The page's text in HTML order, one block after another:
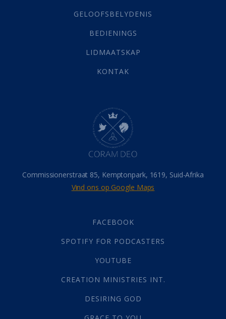
Lewensdoel(3)
Selfondersoek(1)
Werk(22)
(142)
Hemel (31)
Israel (14)
Millennium(1)
Oordeelsdag(19)
Verheerlikte liggaam
Wederkoms
(27)
Gebed(87)
Die Onse Vader(12)
God(392)
Afgode(23)
Almag(1)
Alomteenwoordig
GELOOFSBELYDENIS
BEDIENINGS
LIDMAATSKAP
KONTAK
Commissionerstraat 85, Kemptonpark, 1619, Suid-Afrika
Vind ons op Google Maps
FACEBOOK
SPOTIFY FOR PODCASTERS
YOUTUBE
CREATION MINISTRIES INT.
DESIRING GOD